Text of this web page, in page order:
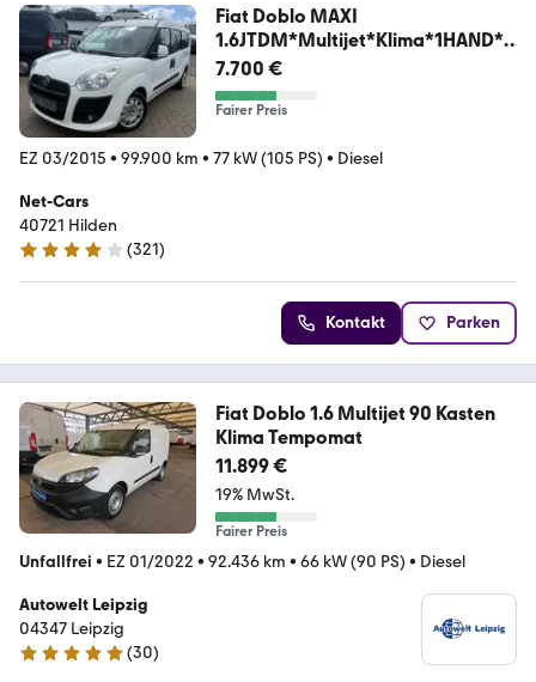
Fiat Doblo MAXI
1.6JTDM*Multijet*Klima*1HAND*N
AVi*PDC
7.700 €
Fairer Preis
EZ 03/2015 • 99.900 km • 77 kW (105 PS) • Diesel
Net-Cars
40721 Hilden
4.2 Sterne
(321)
Kontakt Parken
Fiat Doblo 1.6 Multijet 90 Kasten
Klima Tempomat
11.899 €
19% MwSt.
Fairer Preis
Unfallfrei • EZ 01/2022 • 92.436 km • 66 kW (90 PS) • Diesel
Autowelt Leipzig
04347 Leipzig
5 Sterne
(30)